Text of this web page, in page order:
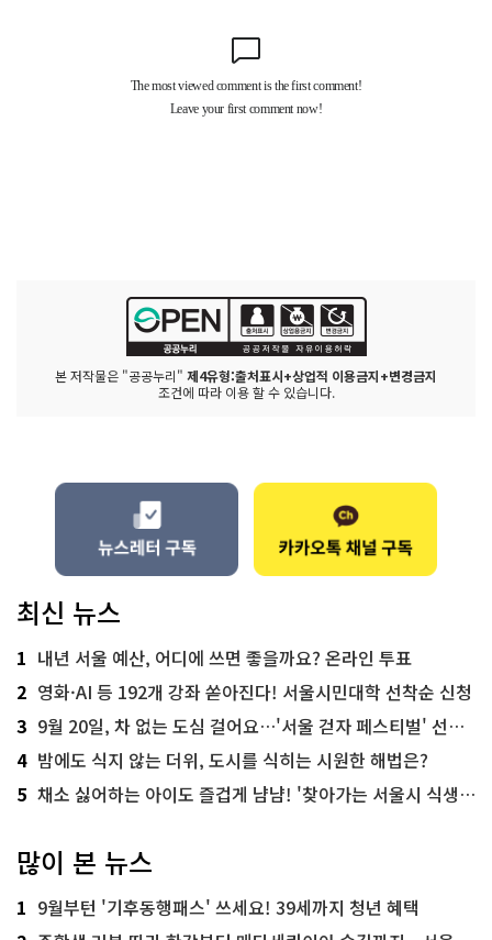
본 저작물은 "공공누리" 제4유형:출처표시+상업적 이용금지+변경금지
조건에 따라 이용 할 수 있습니다.
최신 뉴스
1 내년 서울 예산, 어디에 쓰면 좋을까요? 온라인 투표
2 영화·AI 등 192개 강좌 쏟아진다! 서울시민대학 선착순 신청
3 9월 20일, 차 없는 도심 걸어요…'서울 걷자 페스티벌' 선착순 5천명
4 밤에도 식지 않는 더위, 도시를 식히는 시원한 해법은?
5 채소 싫어하는 아이도 즐겁게 냠냠! '찾아가는 서울시 식생활 교육' 현장
많이 본 뉴스
1 9월부턴 '기후동행패스' 쓰세요! 39세까지 청년 혜택